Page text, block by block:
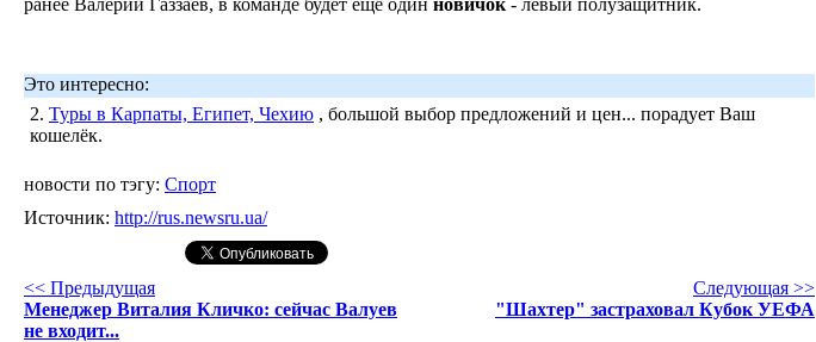
Это интересно:
2. Туры в Карпаты, Египет, Чехию , большой выбор предложений и цен... порадует Ваш
кошелёк.
новости по тэгу: Спорт
Источник: http://rus.newsru.ua/
<< Предыдущая
Менеджер Виталия Кличко: сейчас Валуев
не входит...
Следующая >>
"Шахтер" застраховал Кубок УЕФА